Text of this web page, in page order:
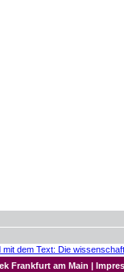
Frankfurt am Main